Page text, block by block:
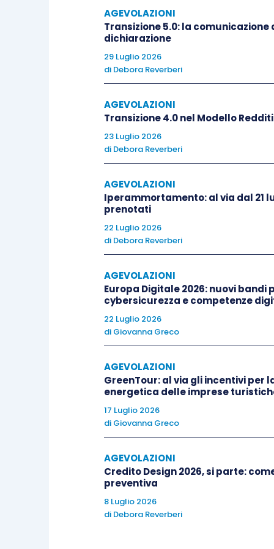
maggiorataa partire dall’anno
Ilritardo nell’interconnessione
contribuente:
può godere del credito
può decidere di
misura piena”.
Nel caso in cui l’impresa decida di
seguito dell’entrata in funzione del
piena” successivamente fruibile
quanto già fruito in precedenza.
Tale valore, al netto del credito di
trienniodi fruizione di pari importo.
Adesempio, ipotizzando che nel
proceda alla suainterconnessione
qualora l’impresa, nel corso del
compensazione laprima
a partire dal
AGEVOLAZIONI
Transizione 5.0: la comunicazione
dichiarazione
29 Luglio 2026
di Debora Reverberi
AGEVOLAZIONI
Transizione 4.0 nel Modello Redditi
23 Luglio 2026
di Debora Reverberi
AGEVOLAZIONI
Iperammortamento: al via dal 21
prenotati
22 Luglio 2026
di Debora Reverberi
AGEVOLAZIONI
Europa Digitale 2026: nuovi
cybersicurezza e competenze
22 Luglio 2026
di Giovanna Greco
AGEVOLAZIONI
GreenTour: al via gli incentivi per
energetica delle imprese
17 Luglio 2026
di Giovanna Greco
AGEVOLAZIONI
Credito Design 2026, si parte:
preventiva
8 Luglio 2026
di Debora Reverberi